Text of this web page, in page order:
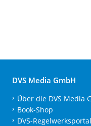
DVS Media GmbH
Über die DVS Media
Book-Shop
DVS-Regelwerksportal